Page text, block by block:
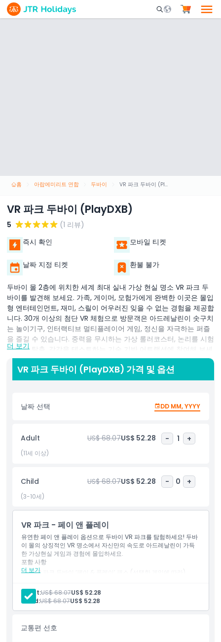
Mobile Search
홈 아랍에미리트 연합 두바이 VR 파크 두바이 (PlayDXB)
VR 파크 두바이 (PlayDXB)
5
(1 리뷰)
즉시 확인
모바일 티켓
날짜 지정 티켓 환불 불가
두바이 몰 2층에 위치한 세계 최대 실내 가상 현실 명소 VR 파크 두
바이를 발견해 보세요. 가족, 게이머, 모험가에게 완벽한 이곳은 몰입
형 엔터테인먼트, 재미, 스릴이 어우러진 잊을 수 없는 경험을 제공합
니다. 30개 이상의 첨단 VR 체험으로 방문객은 아드레날린이 솟구치
는 놀이기구, 인터랙티브 멀티플레이어 게임, 정신을 자극하는 퍼즐
을 즐길 수 있습니다. 중력을 무시하는 가상 롤러코스터, 논리를 시험
하는 방 탈출, 감각을 테스트하는 기술 기반 어트랙션에 참여해 보세
요. 두 개의 광대한 층에 걸쳐 있는 Play DXB는 액션 가득한 모험부
터 우주, 역사, 과학을 통한 교육 여정까지 모든 관심사를 만족시킵니
다. 어린이와 어른 모두 인터랙티브 시뮬레이션을 탐험하고, 몰입형
있습니다. 가족 엔터테인먼트, 첨단 기술의 재미, 또는 아드레날린 급
상승을 원하시든 VR 파크 두바이는 상상력과 기술이 만나는 독특한
락이 결합된 잊지 못할 세계로 걸어 들어가세요.
포함 사항
아동 성인 정책
포함되지 않는 사항
알아야 할 사항
위치
더 보기
VR 파크 두바이 (PlayDXB) 가격 및 옵션
날짜 선택 DD MM, YYYY
Adult US$ 68.07US$ 52.28 - 1 +
(11세 이상)
Child US$ 68.07US$ 52.28 - 0 +
(3-10세)
VR 파크 - 페이 앤 플레이
유연한 페이 앤 플레이 옵션으로 두바이 VR 파크를 탐험하세요! 두바
이 몰의 상징적인 VR 명소에서 자신만의 속도로 아드레날린이 가득
한 가상현실 게임과 경험에 몰입하세요.
더 보기
포함 사항
VR 파크 두바이 ‘페이 & 플레이’ 패스 (선택한 게임에 따라).
크레딧이 모두 소진되면, 카운터에서 추가 크레딧을 구매할 수
있습니다.
Adult:US$ 68.07US$ 52.28
Child:US$ 68.07US$ 52.28
교통편 선호